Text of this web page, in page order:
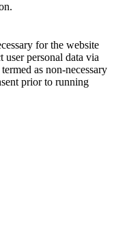
for the website
personal data via
as non-necessary
prior to running